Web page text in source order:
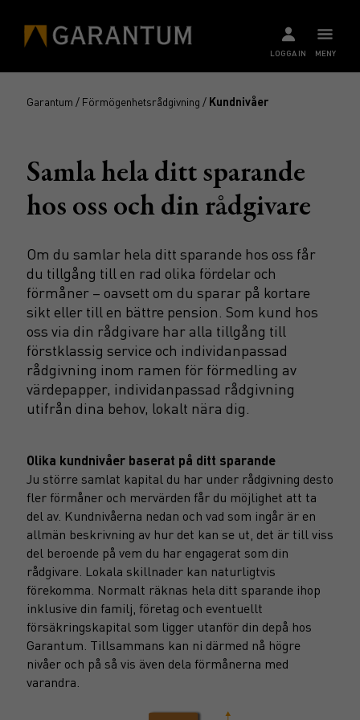
MENY
LOGGA IN
Garantum / Förmögenhetsrådgivning / Kundnivåer
Samla hela ditt sparande
hos oss och din rådgivare
Om du samlar hela ditt sparande hos oss får
du tillgång till en rad olika fördelar och
förmåner – oavsett om du sparar på kortare
sikt eller till en bättre pension. Som kund hos
oss via din rådgivare har alla tillgång till
förstklassig service och individanpassad
rådgivning inom ramen för förmedling av
värdepapper, individanpassad rådgivning
utifrån dina behov, lokalt nära dig.
Olika kundnivåer baserat på ditt sparande
Ju större samlat kapital du har under rådgivning desto
fler förmåner och mervärden får du möjlighet att ta
del av. Kundnivåerna nedan och vad som ingår är en
allmän beskrivning av hur det kan se ut, det är till viss
del beroende på vem du har engagerat som din
rådgivare. Lokala skillnader kan naturligtvis
förekomma. Normalt räknas hela ditt sparande ihop
inklusive din familj, företag och eventuellt
försäkringskapital som ligger utanför din depå hos
Garantum. Tillsammans kan ni därmed nå högre
nivåer och på så vis även dela förmånerna med
varandra.